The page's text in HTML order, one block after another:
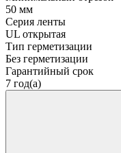
50 мм
Серия ленты
UL открытая
Тип герметизации
Без герметизации
Гарантийный срок
7 год(а)